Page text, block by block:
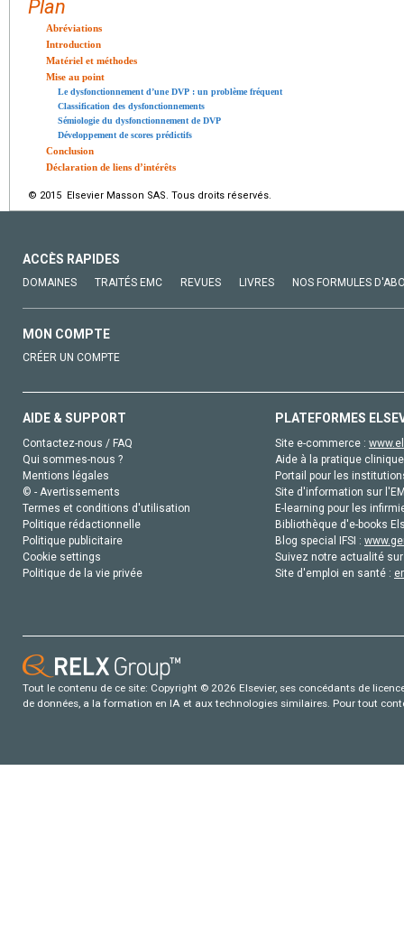
Plan
Abréviations
Introduction
Matériel et méthodes
Mise au point
Le dysfonctionnement d’une DVP : un problème fréquent
Classification des dysfonctionnements
Sémiologie du dysfonctionnement de DVP
Développement de scores prédictifs
Conclusion
Déclaration de liens d’intérêts
© 2015 Elsevier Masson SAS. Tous droits réservés.
ACCÈS RAPIDES
DOMAINES TRAITÉS EMC REVUES LIVRES NOS FORMULES
MON COMPTE
CRÉER UN COMPTE
AIDE & SUPPORT
Contactez-nous / FAQ
Qui sommes-nous ?
Mentions légales
© - Avertissements
Termes et conditions d'utilisation
Politique rédactionnelle
Politique publicitaire
Cookie settings
Politique de la vie privée
PLATEFORMES
Site e-commerce :
Aide à la pratique
Portail pour les
Site d'information sur
E-learning pour les
Bibliothèque d'e-books
Blog special IFSI :
Suivez notre actualité
Site d'emploi en santé :
Tout le contenu de ce site: Copyright © 2026 Elsevier, ses concédants de
de données, a la formation en IA et aux technologies similaires. Pour tout